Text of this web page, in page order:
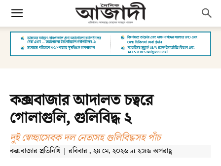
কক্সবাজার আদালত চত্বরে
গোলাগুলি, গুলিবিদ্ধ ২
দুই স্বেচ্ছাসেবক দল নেতাসহ গুলিবিদ্ধসহ পাঁচ
কক্সবাজার প্রতিনিধি | রবিবার , ২৪ মে, ২০২৬ at ২:৪৬ অপরাহ্ণ